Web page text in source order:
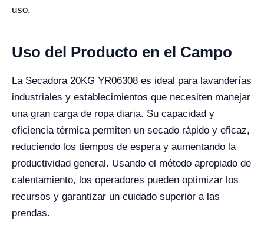
uso.
Uso del Producto en el Campo
La Secadora 20KG YR06308 es ideal para lavanderías
industriales y establecimientos que necesiten manejar
una gran carga de ropa diaria. Su capacidad y
eficiencia térmica permiten un secado rápido y eficaz,
reduciendo los tiempos de espera y aumentando la
productividad general. Usando el método apropiado de
calentamiento, los operadores pueden optimizar los
recursos y garantizar un cuidado superior a las
prendas.